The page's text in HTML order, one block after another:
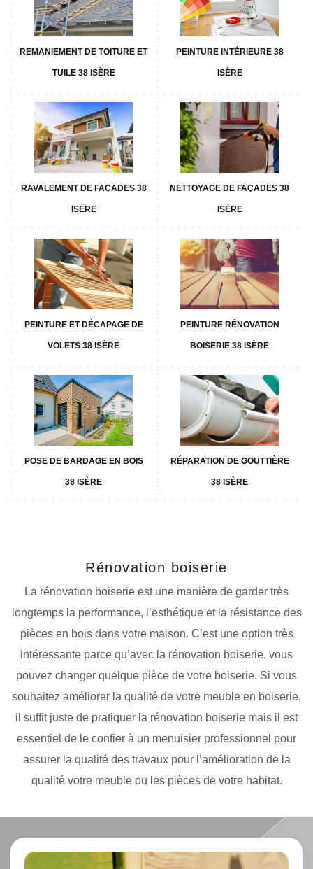
REMANIEMENT DE TOITURE ET
TUILE 38 ISÈRE
PEINTURE INTÉRIEURE 38
ISÈRE
RAVALEMENT DE FAÇADES 38
ISÈRE
NETTOYAGE DE FAÇADES 38
ISÈRE
PEINTURE ET DÉCAPAGE DE
VOLETS 38 ISÈRE
PEINTURE RÉNOVATION
BOISERIE 38 ISÈRE
POSE DE BARDAGE EN BOIS
38 ISÈRE
RÉPARATION DE GOUTTIÈRE
38 ISÈRE
Rénovation boiserie
La rénovation boiserie est une manière de garder très
longtemps la performance, l’esthétique et la résistance des
pièces en bois dans votre maison. C’est une option très
intéressante parce qu’avec la rénovation boiserie, vous
pouvez changer quelque pièce de votre boiserie. Si vous
souhaitez améliorer la qualité de votre meuble en boiserie,
il suffit juste de pratiquer la rénovation boiserie mais il est
essentiel de le confier à un menuisier professionnel pour
assurer la qualité des travaux pour l’amélioration de la
qualité votre meuble ou les pièces de votre habitat.